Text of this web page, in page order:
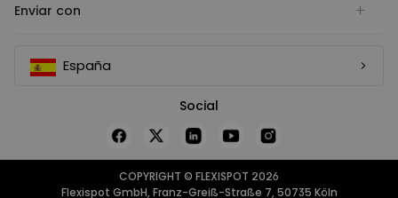
Enviar con
España
Social
COPYRIGHT © FLEXISPOT 2026
Flexispot GmbH, Franz-Greiß-Straße 7, 50735 Köln